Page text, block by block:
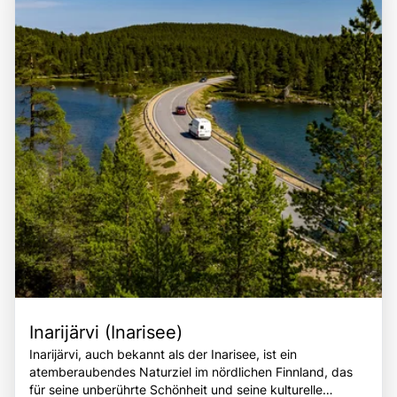
entdecken und unvergessliche Erinnerungen in einer der
schönsten Fjordlandschaften Norwegens zu sammeln. Die
Kombination aus spektakulärer Natur, kulturellem Erbe
und vielfältigen Freizeitmöglichkeiten macht den
Porsangerfjord zu einem unvergesslichen Ziel für
Reisende.
zu einem idealen Ziel für Tagesausflüge oder als Teil einer
Erkundungstour durch die unberührte Natur Finnmarks.
Die Kombination aus der beeindruckenden Landschaft,
der kulturellen Vielfalt und der Vielzahl an
Freizeitmöglichkeiten macht den Porsangerfjord zu einem
bereichernden Erlebnis für alle, die die Faszination dieser
einzigartigen Region entdecken möchten.
Inarijärvi (Inarisee)
Inarijärvi, auch bekannt als der Inarisee, ist ein
atemberaubendes Naturziel im nördlichen Finnland, das
für seine unberührte Schönheit und seine kulturelle